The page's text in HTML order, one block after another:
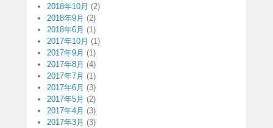
2018年10月 (2)
2018年9月 (2)
2018年6月 (1)
2017年10月 (1)
2017年9月 (1)
2017年8月 (4)
2017年7月 (1)
2017年6月 (3)
2017年5月 (2)
2017年4月 (3)
2017年3月 (3)